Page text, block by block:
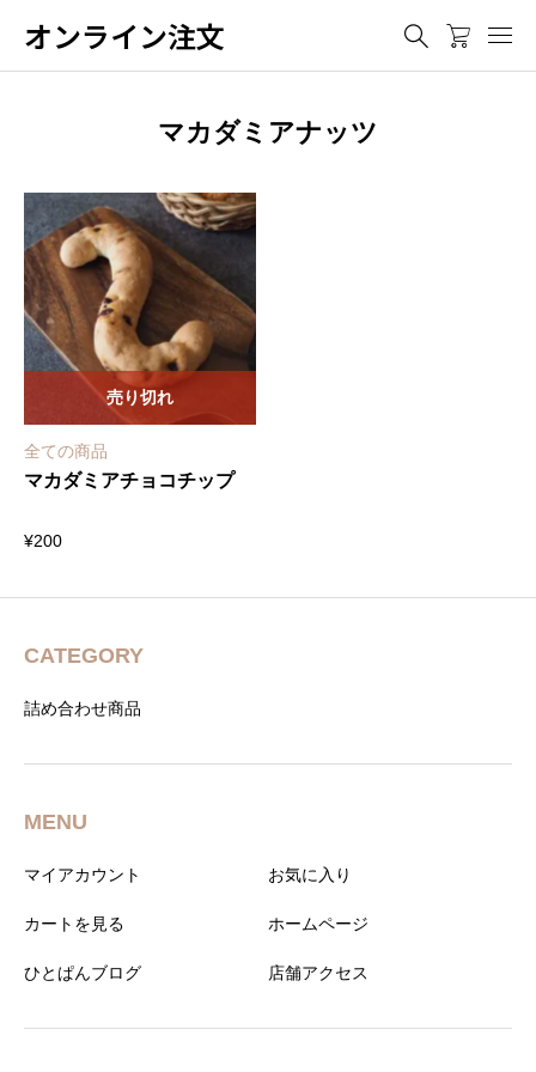
オンライン注文
マカダミアナッツ
全ての商品
マカダミアチョコチップ
¥200
売り切れ
CATEGORY
詰め合わせ商品
MENU
マイアカウント お気に入り
カートを見る ホームページ
ひとぱんブログ 店舗アクセス